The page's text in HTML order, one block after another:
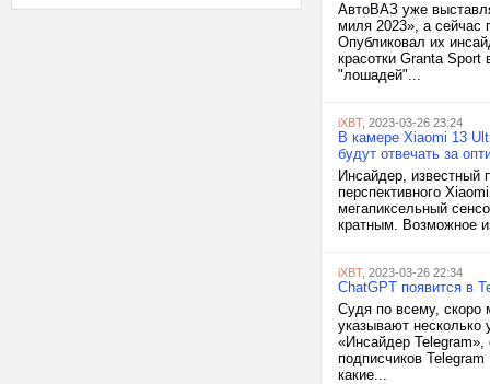
АвтоВАЗ уже
миля 2023», а сейчас
Опубликовал их
красотки Granta
"лошадей"...
iXBT, 2023-03-26 23:24
В камере Xiaomi 13
будут отвечать за
Инсайдер, известный
перспективного
мегапиксельный
кратным. Возможное
iXBT, 2023-03-26 22:34
ChatGPT появится в
Судя по всему, скоро
указывают несколько
«Инсайдер
подписчиков
какие...